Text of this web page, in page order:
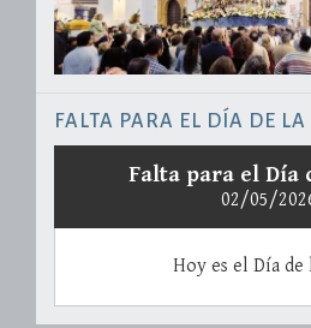
FALTA PARA EL DÍA DE LA
Falta para el Día
02/05/
Hoy es el Día de